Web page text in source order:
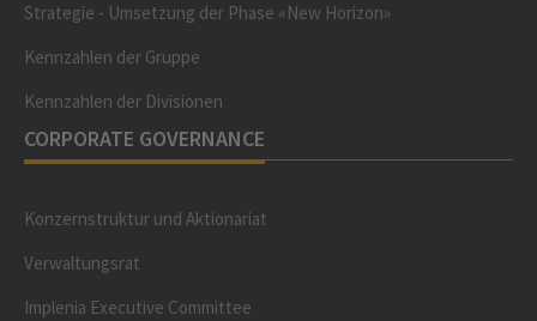
Strategie - Umsetzung der Phase «New Horizon»
Kennzahlen der Gruppe
Kennzahlen der Divisionen
CORPORATE GOVERNANCE
Konzernstruktur und Aktionariat
Verwaltungsrat
Implenia Executive Committee